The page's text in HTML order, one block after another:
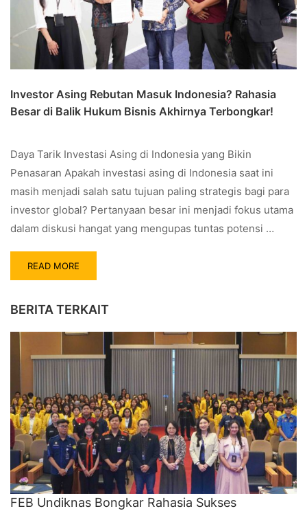
Investor Asing Rebutan Masuk Indonesia? Rahasia
Besar di Balik Hukum Bisnis Akhirnya Terbongkar!
Daya Tarik Investasi Asing di Indonesia yang Bikin
Penasaran Apakah investasi asing di Indonesia saat ini
masih menjadi salah satu tujuan paling strategis bagi para
investor global? Pertanyaan besar ini menjadi fokus utama
dalam diskusi hangat yang mengupas tuntas potensi …
READ MORE
BERITA TERKAIT
FEB Undiknas Bongkar Rahasia Sukses